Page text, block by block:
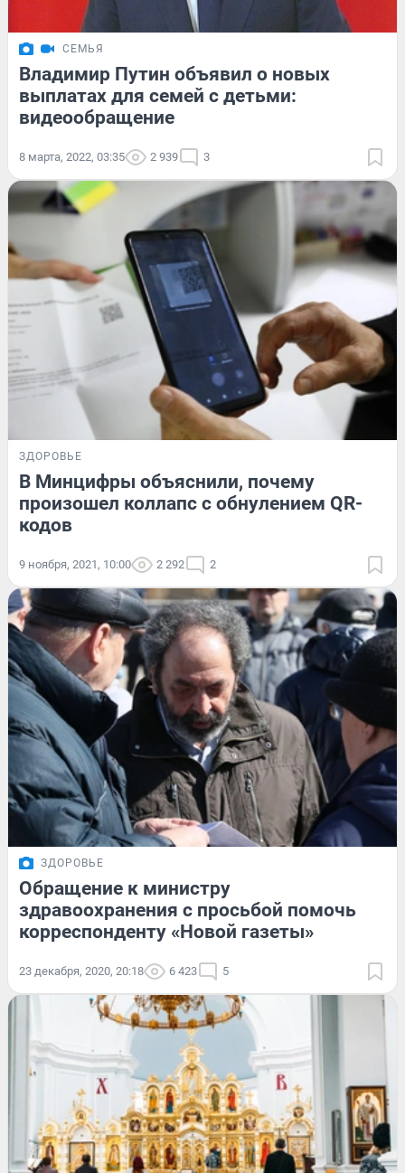
СЕМЬЯ
Владимир Путин объявил о новых
выплатах для семей с детьми:
видеообращение
8 марта, 2022, 03:35 2 939 3
ЗДОРОВЬЕ
В Минцифры объяснили, почему
произошел коллапс с обнулением QR-
кодов
9 ноября, 2021, 10:00 2 292 2
ЗДОРОВЬЕ
Обращение к министру
здравоохранения с просьбой помочь
корреспонденту «Новой газеты»
23 декабря, 2020, 20:18 6 423 5